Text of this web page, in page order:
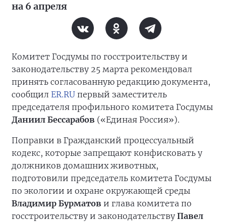
на 6 апреля
Комитет Госдумы по госстроительству и
законодательству 25 марта рекомендовал
принять согласованную редакцию документа,
сообщил ER.RU первый заместитель
председателя профильного комитета Госдумы
Даниил Бессарабов («Единая Россия»).
Поправки в Гражданский процессуальный
кодекс, которые запрещают конфисковать у
должников домашних животных,
подготовили председатель комитета Госдумы
по экологии и охране окружающей среды
Владимир Бурматов и глава комитета по
госстроительству и законодательству Павел